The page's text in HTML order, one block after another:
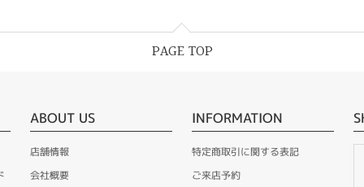
PAGE TOP
ABOUT US
店舗情報
会社概要
INFORMATION
特定商取引に関する表記
ご来店予約